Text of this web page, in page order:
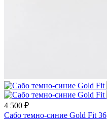
4 500 ₽
Сабо темно-синие Gold Fit 36